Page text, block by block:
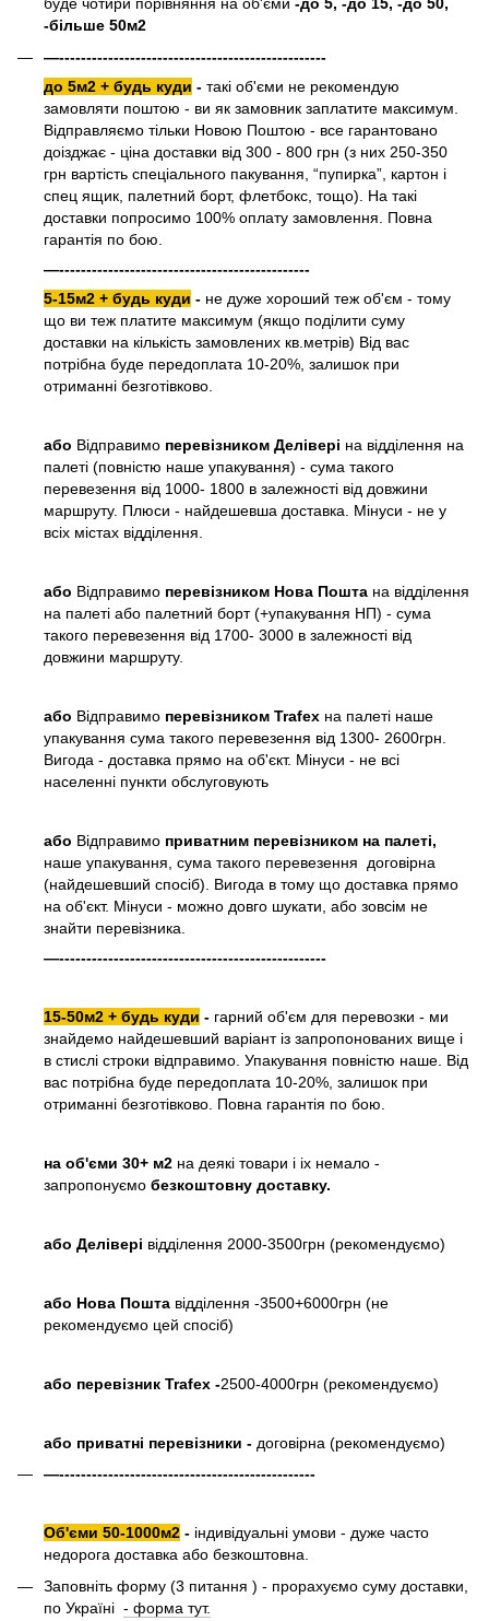
буде чотири порівняння на об'єми -до 5, -до 15, -до 50,
-більше 50м2
—-------------------------------------------------
до 5м2 + будь куди - такі об'єми не рекомендую
замовляти поштою - ви як замовник заплатите максимум.
Відправляємо тільки Новою Поштою - все гарантовано
доізджає - ціна доставки від 300 - 800 грн (з них 250-350
грн вартість спеціального пакування, “пупирка”, картон і
спец ящик, палетний борт, флетбокс, тощо). На такі
доставки попросимо 100% оплату замовлення. Повна
гарантія по бою.
—----------------------------------------------
5-15м2 + будь куди - не дуже хороший теж об'єм - тому
що ви теж платите максимум (якщо поділити суму
доставки на кількість замовлених кв.метрів) Від вас
потрібна буде передоплата 10-20%, залишок при
отриманні безготівково.
або Відправимо перевізником Делівері на відділення на
палеті (повністю наше упакування) - сума такого
перевезення від 1000- 1800 в залежності від довжини
маршруту. Плюси - найдешевша доставка. Мінуси - не у
всіх містах відділення.
або Відправимо перевізником Нова Пошта на відділення
на палеті або палетний борт (+упакування НП) - сума
такого перевезення від 1700- 3000 в залежності від
довжини маршруту.
або Відправимо перевізником Trafex на палеті наше
упакування сума такого перевезення від 1300- 2600грн.
Вигода - доставка прямо на об'єкт. Мінуси - не всі
населенні пункти обслуговують
або Відправимо приватним перевізником на палеті,
наше упакування, сума такого перевезення договірна
(найдешевший спосіб). Вигода в тому що доставка прямо
на об'єкт. Мінуси - можно довго шукати, або зовсім не
знайти перевізника.
—-------------------------------------------------
15-50м2 + будь куди - гарний об'єм для перевозки - ми
знайдемо найдешевший варіант із запропонованих вище і
в стислі строки відправимо. Упакування повністю наше. Від
вас потрібна буде передоплата 10-20%, залишок при
отриманні безготівково. Повна гарантія по бою.
на об'єми 30+ м2 на деякі товари і іх немало -
запропонуємо безкоштовну доставку.
або Делівері відділення 2000-3500грн (рекомендуємо)
або Нова Пошта відділення -3500+6000грн (не
рекомендуємо цей спосіб)
або перевізник Trafex -2500-4000грн (рекомендуємо)
або приватні перевізники - договірна (рекомендуємо)
—-----------------------------------------------
Об'єми 50-1000м2 - індивідуальні умови - дуже часто
недорога доставка або безкоштовна.
Заповніть форму (3 питання ) - прорахуємо суму доставки,
по Україні - форма тут.